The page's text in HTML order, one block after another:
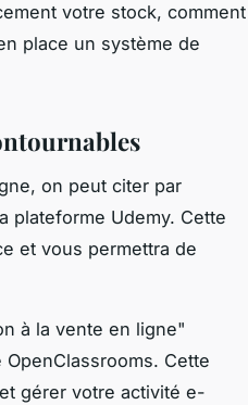
votre stock, comment
place un système de
on peut citer par
plateforme Udemy. Cette
et vous permettra de
à la vente en ligne"
Cette
gérer votre activité e-